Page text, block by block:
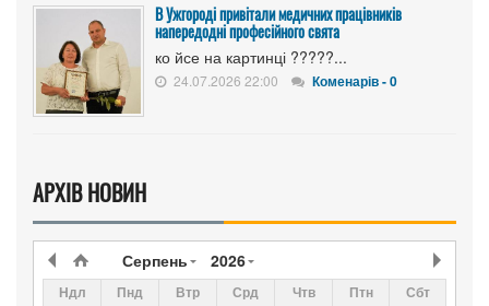
В Ужгороді привітали медичних працівників
напередодні професійного свята
ко йсе на картинці ?????...
24.07.2026 22:00 Коменарів - 0
АРХІВ НОВИН
Серпень 2026
Ндл Пнд Втр Срд Чтв Птн Сбт